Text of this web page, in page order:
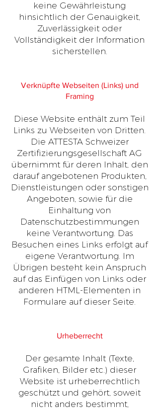
keine Gewährleistung
hinsichtlich der Genauigkeit,
Zuverlässigkeit oder
Vollständigkeit der Information
sicherstellen.
Verknüpfte Webseiten (Links) und
Framing
Diese Website enthält zum Teil
Links zu Webseiten von Dritten.
Die ATTESTA Schweizer
Zertifizierungsgesellschaft AG
übernimmt für deren Inhalt, den
darauf angebotenen Produkten,
Dienstleistungen oder sonstigen
Angeboten, sowie für die
Einhaltung von
Datenschutzbestimmungen
keine Verantwortung. Das
Besuchen eines Links erfolgt auf
eigene Verantwortung. Im
Übrigen besteht kein Anspruch
auf das Einfügen von Links oder
anderen HTML-Elementen in
Formulare auf dieser Seite.
Urheberrecht
Der gesamte Inhalt (Texte,
Grafiken, Bilder etc.) dieser
Website ist urheberrechtlich
geschützt und gehört, soweit
nicht anders bestimmt,